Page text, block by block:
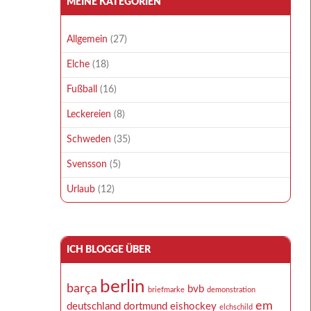
MEINE KATEGORIEN
Allgemein (27)
Elche (18)
Fußball (16)
Leckereien (8)
Schweden (35)
Svensson (5)
Urlaub (12)
ICH BLOGGE ÜBER
barça berlin briefmarke bvb demonstration
deutschland dortmund eishockey elchschild em